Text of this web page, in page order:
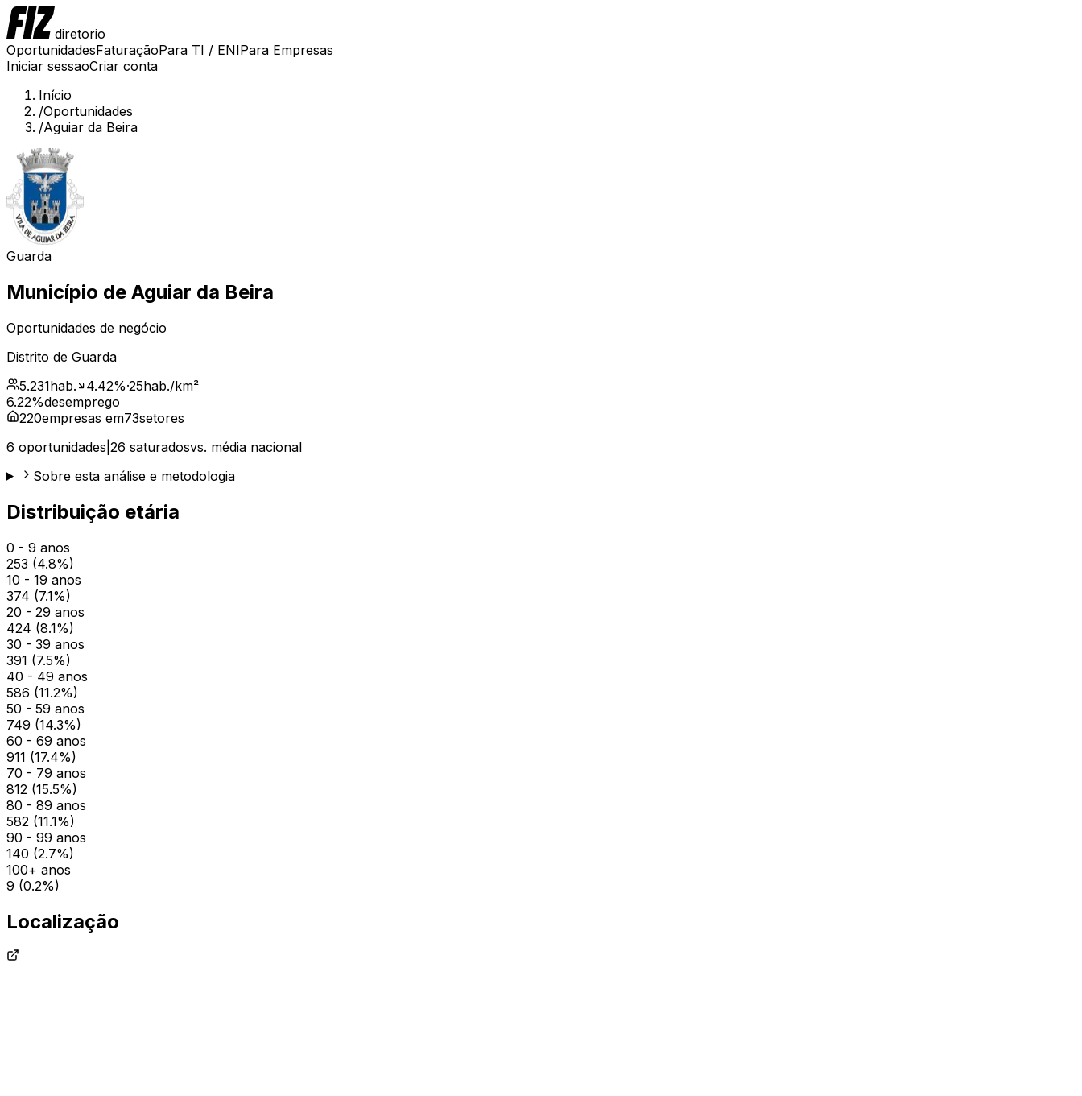
diretorio
OportunidadesFaturaçãoPara TI / ENIPara Empresas
Iniciar sessaoCriar conta
Início
/Oportunidades
/Aguiar da Beira
Guarda
Município de Aguiar da Beira
Oportunidades de negócio
Distrito de Guarda
5.231hab. 4.42%·25hab./km²
6.22%desemprego
220empresas em73setores
6 oportunidades 26 saturadosvs. média nacional
Sobre esta análise e metodologia
Distribuição etária
0 - 9 anos
253 (4.8%)
10 - 19 anos
374 (7.1%)
20 - 29 anos
424 (8.1%)
30 - 39 anos
391 (7.5%)
40 - 49 anos
586 (11.2%)
50 - 59 anos
749 (14.3%)
60 - 69 anos
911 (17.4%)
70 - 79 anos
812 (15.5%)
80 - 89 anos
582 (11.1%)
90 - 99 anos
140 (2.7%)
100+ anos
9 (0.2%)
Localização